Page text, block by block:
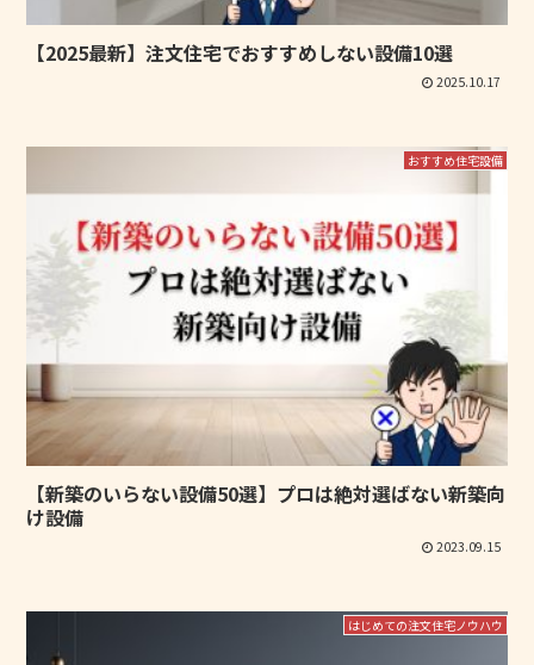
【2025最新】注文住宅でおすすめしない設備10選
2025.10.17
おすすめ住宅設備
【新築のいらない設備50選】プロは絶対選ばない新築向
け設備
2023.09.15
はじめての注文住宅ノウハウ